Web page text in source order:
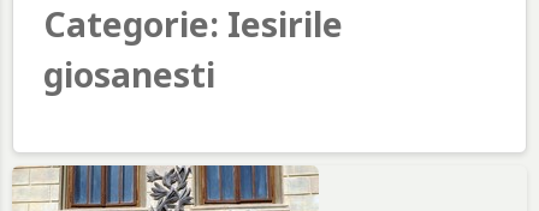
Categorie: Iesirile
giosanesti